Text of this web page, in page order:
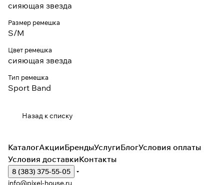
сияющая звезда
Размер ремешка
S/M
Цвет ремешка
сияющая звезда
Тип ремешка
Sport Band
Назад к списку
КаталогАкцииБрендыУслугиБлогУсловия оплаты
Условия доставкиКонтакты
8 (383) 375-55-05
info@pixel-house.ru